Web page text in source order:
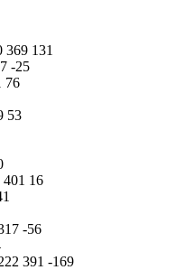
131
-25
76
53
16
-56
391 -169